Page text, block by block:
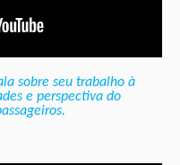
sobre seu trabalho à
e perspectiva do